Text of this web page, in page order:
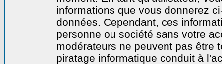
informations que vous donnerez
données. Cependant, ces
personne ou société sans votre
modérateurs ne peuvent pas être
piratage informatique conduit à